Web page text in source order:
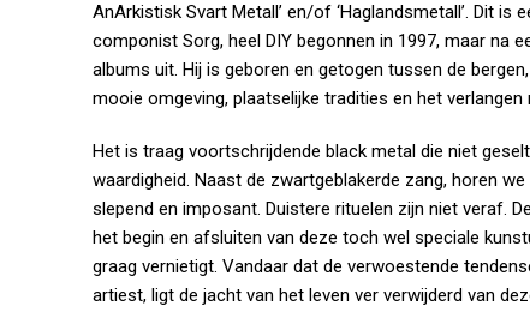
AnArkistisk Svart Metall’ en/of ‘Haglandsmetall’. Dit
componist Sorg, heel DIY begonnen in 1997, maar na
albums uit. Hij is geboren en getogen tussen de
mooie omgeving, plaatselijke tradities en het
Het is traag voortschrijdende black metal die niet
waardigheid. Naast de zwartgeblakerde zang, horen
slepend en imposant. Duistere rituelen zijn niet veraf.
het begin en afsluiten van deze toch wel speciale
graag vernietigt. Vandaar dat de verwoestende
artiest, ligt de jacht van het leven ver verwijderd van